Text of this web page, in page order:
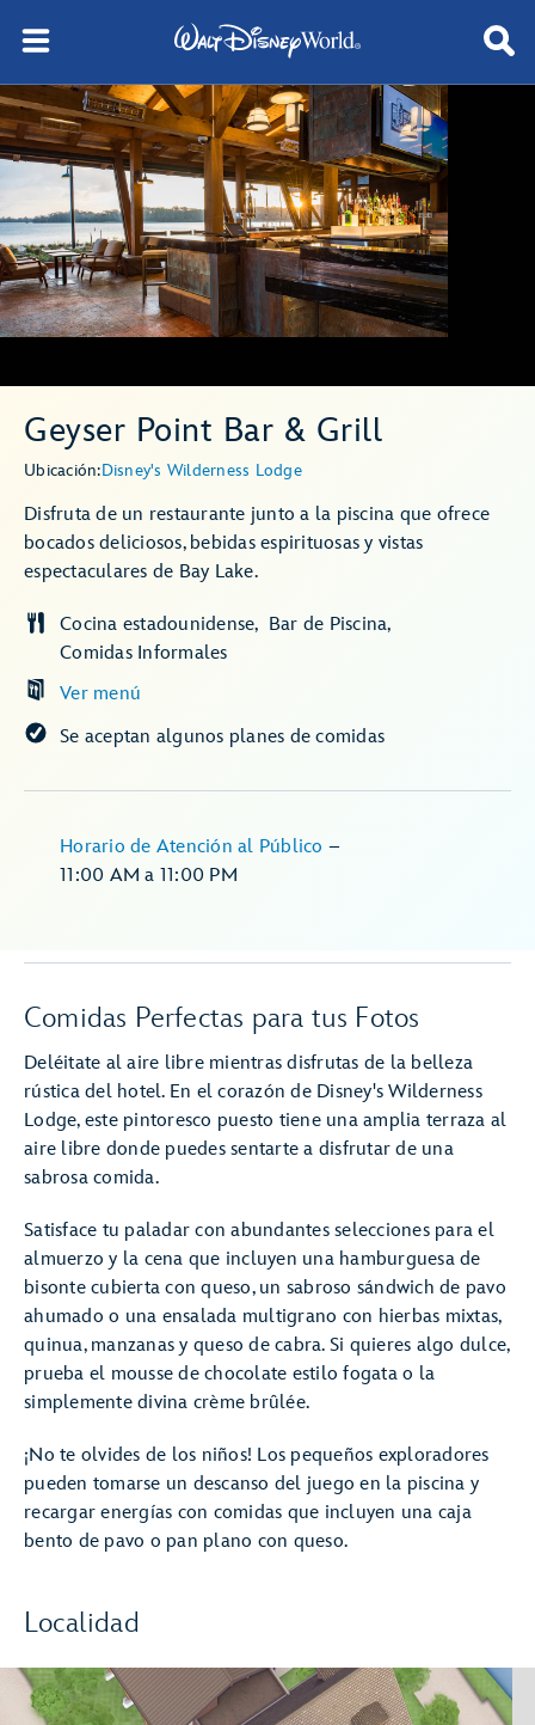
Geyser Point Bar & Grill
Ubicación:Disney's Wilderness Lodge
Disfruta de un restaurante junto a la piscina que ofrece
bocados deliciosos, bebidas espirituosas y vistas
espectaculares de Bay Lake.
Ver menú
Cocina estadounidense
Bar de Piscina
Comidas Informales
Se aceptan algunos planes de comidas
Horario de Atención al Público –
11:00 AM a 11:00 PM
Comidas Perfectas para tus Fotos
Deléitate al aire libre mientras disfrutas de la belleza
rústica del hotel. En el corazón de Disney's Wilderness
Lodge, este pintoresco puesto tiene una amplia terraza al
aire libre donde puedes sentarte a disfrutar de una
sabrosa comida.
Satisface tu paladar con abundantes selecciones para el
almuerzo y la cena que incluyen una hamburguesa de
bisonte cubierta con queso, un sabroso sándwich de pavo
ahumado o una ensalada multigrano con hierbas mixtas,
quinua, manzanas y queso de cabra. Si quieres algo dulce,
prueba el mousse de chocolate estilo fogata o la
simplemente divina crème brûlée.
¡No te olvides de los niños! Los pequeños exploradores
pueden tomarse un descanso del juego en la piscina y
recargar energías con comidas que incluyen una caja
bento de pavo o pan plano con queso.
Localidad